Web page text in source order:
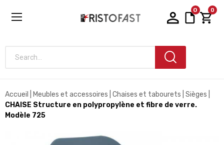
0 0
Search...
Accueil Meubles et accessoires Chaises et tabourets Sièges
CHAISE Structure en polypropylène et fibre de verre.
Modèle 725